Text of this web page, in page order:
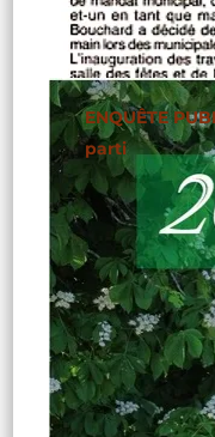
ENQUÊTE
parti